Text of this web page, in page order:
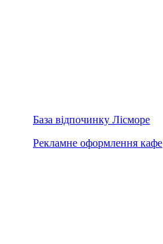
База відпочинку Лісморе
Рекламне оформлення кафе